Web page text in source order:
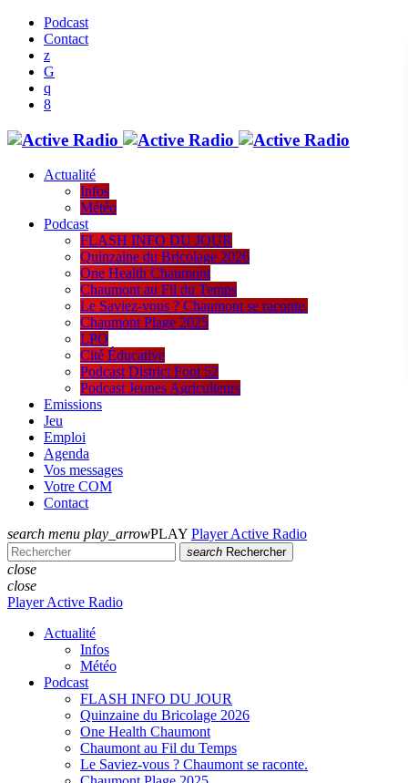
Podcast
Contact
Actualité
Infos
Météo
Podcast
FLASH INFO DU JOUR
Quinzaine du Bricolage 2026
One Health Chaumont
Chaumont au Fil du Temps
Le Saviez-vous ? Chaumont se raconte.
Chaumont Plage 2025
LPO
Cité Éducative
Podcast District Foot 52
Podcast Jeunes Agriculteurs
Emissions
Jeu
Emploi
Agenda
Vos messages
Votre COM
Contact
search menu play_arrowPLAY Player Active Radio
search Rechercher
close
close
Player Active Radio
Actualité
Infos
Météo
Podcast
FLASH INFO DU JOUR
Quinzaine du Bricolage 2026
One Health Chaumont
Chaumont au Fil du Temps
Le Saviez-vous ? Chaumont se raconte.